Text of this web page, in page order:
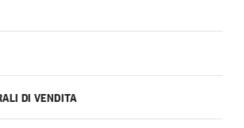
DI VENDITA